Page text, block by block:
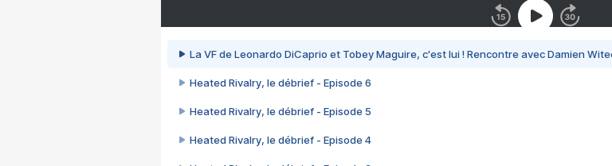
La VF de Leonardo DiCaprio et Tobey Maguire, c'est lui ! Rencontre avec Damien
Heated Rivalry, le débrief - Episode 6
Heated Rivalry, le débrief - Episode 5
Heated Rivalry, le débrief - Episode 4